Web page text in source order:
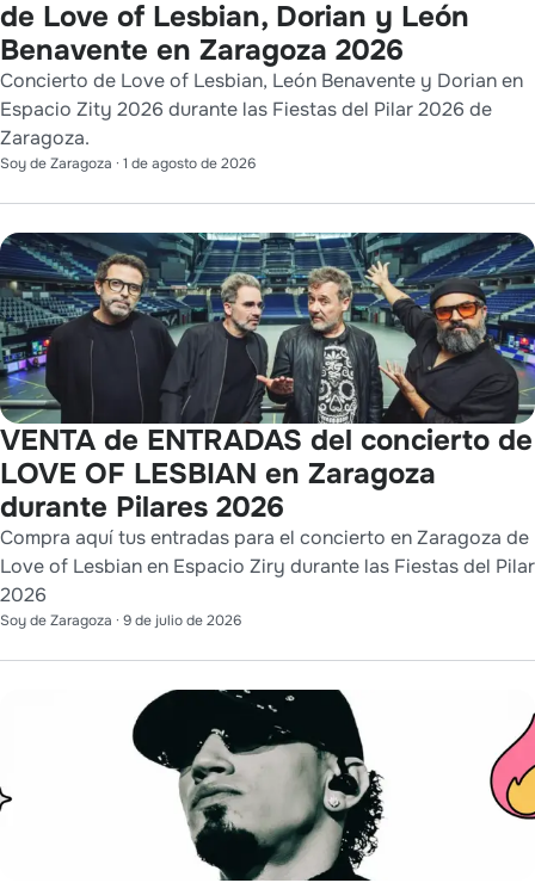
de Love of Lesbian, Dorian y León
Benavente en Zaragoza 2026
Concierto de Love of Lesbian, León Benavente y Dorian en
Espacio Zity 2026 durante las Fiestas del Pilar 2026 de
Zaragoza.
Soy de Zaragoza · 1 de agosto de 2026
VENTA de ENTRADAS del concierto de
LOVE OF LESBIAN en Zaragoza
durante Pilares 2026
Compra aquí tus entradas para el concierto en Zaragoza de
Love of Lesbian en Espacio Ziry durante las Fiestas del Pilar
2026
Soy de Zaragoza · 9 de julio de 2026